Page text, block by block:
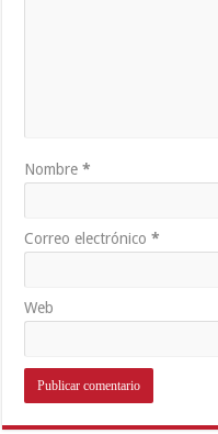
Nombre*
Correo electrónico*
Web